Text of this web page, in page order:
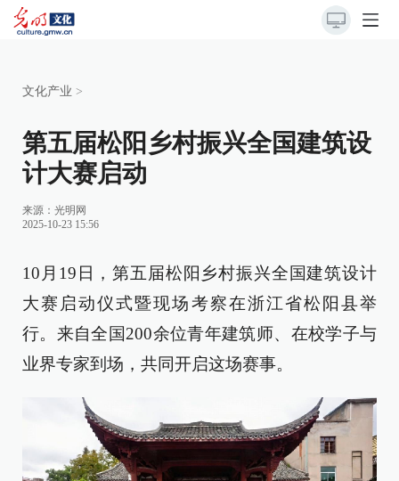
文化产业 >
第五届松阳乡村振兴全国建筑设
计大赛启动
来源： 光明网
2025-10-23 15:56
10月19日，第五届松阳乡村振兴全国建筑设计
大赛启动仪式暨现场考察在浙江省松阳县举
行。来自全国200余位青年建筑师、在校学子与
业界专家到场，共同开启这场赛事。